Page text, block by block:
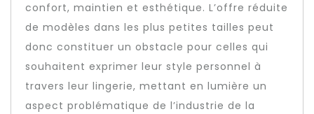
confort, maintien et esthétique. L’offre réduite
de modèles dans les plus petites tailles peut
donc constituer un obstacle pour celles qui
souhaitent exprimer leur style personnel à
travers leur lingerie, mettant en lumière un
aspect problématique de l’industrie de la